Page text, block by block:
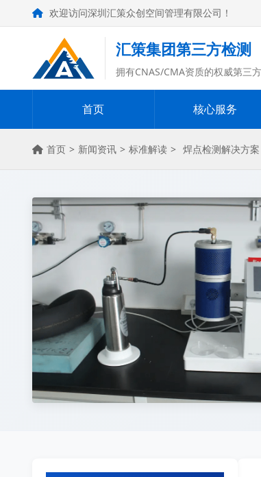
欢迎访问深圳汇策众创空间管理有限公司！
汇策集团第三方检测
拥有CNAS/CMA资质的权威第三
首页 核心服务
首页 > 新闻资讯 > 标准解读 > 焊点检测解决方案